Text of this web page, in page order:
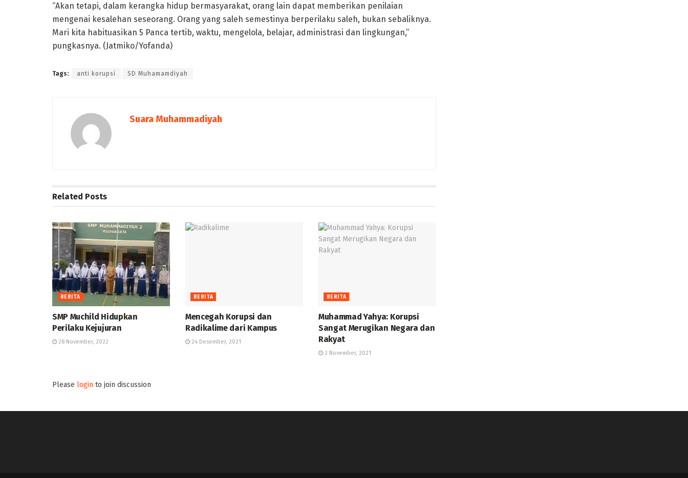
“Akan tetapi, dalam kerangka hidup bermasyarakat, orang lain dapat memberikan penilaian
mengenai kesalehan seseorang. Orang yang saleh semestinya berperilaku saleh, bukan sebaliknya.
Mari kita habituasikan 5 Panca tertib, waktu, mengelola, belajar, administrasi dan lingkungan,”
pungkasnya. (Jatmiko/Yofanda)
Tags: anti korupsi SD Muhamamdiyah
Suara Muhammadiyah
Related Posts
BERITA
SMP Muchild Hidupkan
Perilaku Kejujuran
28 November, 2022
BERITA
Mencegah Korupsi dan
Radikalime dari Kampus
24 Desember, 2021
BERITA
Muhammad Yahya: Korupsi
Sangat Merugikan Negara dan
Rakyat
2 November, 2021
Please login to join discussion